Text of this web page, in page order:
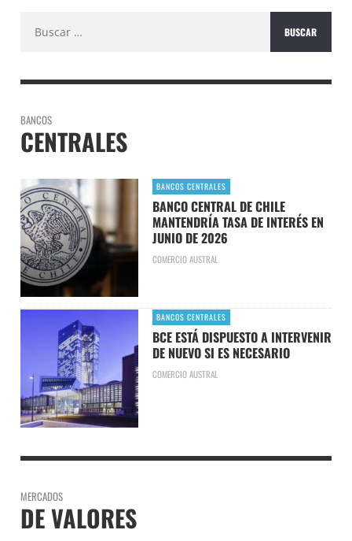
BANCOS
CENTRALES
BANCOS CENTRALES
BANCO CENTRAL DE CHILE
MANTENDRÍA TASA DE INTERÉS EN
JUNIO DE 2026
COMERCIO AUSTRAL
BANCOS CENTRALES
BCE ESTÁ DISPUESTO A INTERVENIR
DE NUEVO SI ES NECESARIO
COMERCIO AUSTRAL
MERCADOS
DE VALORES